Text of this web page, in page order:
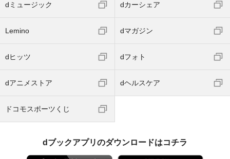
dミュージック dカーシェア
Lemino dマガジン
dヒッツ dフォト
dアニメストア dヘルスケア
ドコモスポーツくじ
dブックアプリのダウンロードはコチラ